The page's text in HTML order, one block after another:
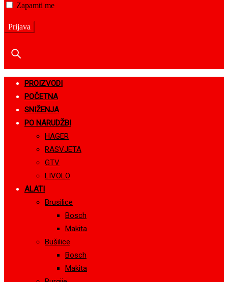
Zapamti me
PROIZVODI
POČETNA
SNIŽENJA
PO NARUDŽBI
HAGER
RASVJETA
GTV
LIVOLO
ALATI
Brusilice
Bosch
Makita
Bušilice
Bosch
Makita